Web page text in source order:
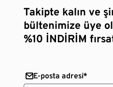
Takipte kalın ve
bültenimize üye
%10 İNDİRİM
E-posta adresi*